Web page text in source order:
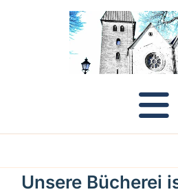
Unsere Bücherei